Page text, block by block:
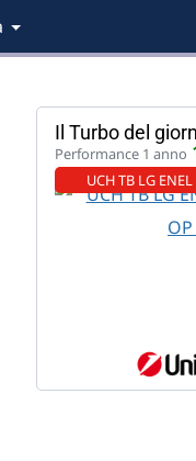
Il Turbo del
Performance 1 anno
UCH TB LG